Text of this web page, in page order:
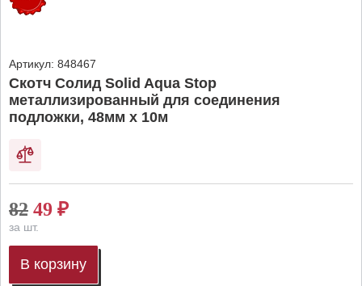
Артикул: 848467
Скотч Солид Solid Aqua Stop
металлизированный для соединения
подложки, 48мм х 10м
82 49 ₽
за шт.
В корзину